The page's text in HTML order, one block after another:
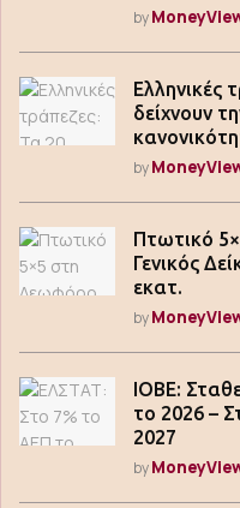
by
Ελληνικές
δείχνουν
by
Πτωτικό
Γενικός
εκατ.
by
ΙΟΒΕ:
το 2026 –
2027
by